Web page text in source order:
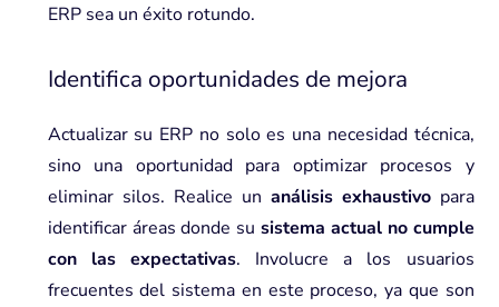
ERP sea un éxito rotundo.
Identifica oportunidades de mejora
Actualizar su ERP no solo es una necesidad técnica,
sino una oportunidad para optimizar procesos y
eliminar silos. Realice un análisis exhaustivopara
identificar áreas donde susistema actual no cumple
con las expectativas. Involucre a los usuarios
frecuentes del sistema en este proceso, ya que son